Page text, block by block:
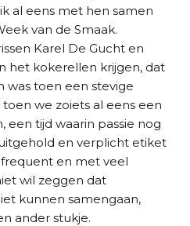
al eens met hen samen
van de Smaak.
Karel De Gucht en
het kokerellen krijgen, dat
was toen een stevige
we zoiets al eens een
een tijd waarin passie nog
en verplicht etiket
en met veel
wil zeggen dat
kunnen samengaan,
ander stukje.